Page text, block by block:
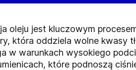
oleju jest kluczowym
która oddziela wolne kwasy
w warunkach wysokiego
które podnoszą